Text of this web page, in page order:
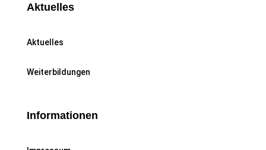
Aktuelles
Aktuelles
Weiterbildungen
Informationen